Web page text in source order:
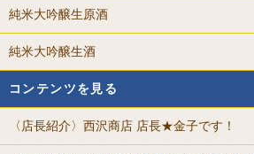
純米大吟醸生原酒
純米大吟醸生酒
コンテンツを見る
〈店長紹介〉西沢商店 店長★金子です！